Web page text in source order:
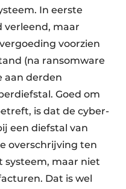
In eerste
verleend, maar
voorzien
(na ransomware
aan derden
Goed om
is dat de cyber­
een diefstal van
overschrijving ten
systeem, maar niet
Dat is wel